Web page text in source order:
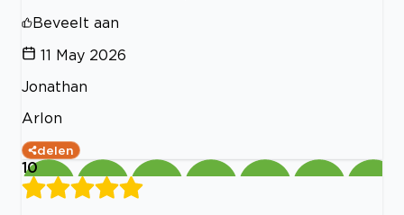
Beveelt aan
11 May 2026
Jonathan
Arlon
delen
10